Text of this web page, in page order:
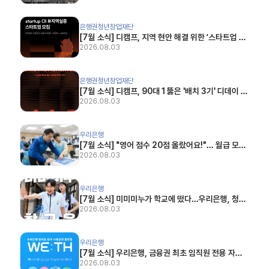
[7월 소식] 디캠프, 지역 현안 해결 위한 ‘스타트업 OI #지역실증’ 참여 스타트업 모집 (벤
은행권청년창업재단
[7월 소식] 디캠프, 지역 현안 해결 위한 ‘스타트업 OI
#지역실증’ 참여 스타트업 모집 (벤처타임즈, 2026.
2026.08.03
[7월 소식] 디캠프, 90대 1 뚫은 '배치 3기' 디데이 개최 (아시아경제, 2026.07.16)
은행권청년창업재단
[7월 소식] 디캠프, 90대 1 뚫은 '배치 3기' 디데이 개
최 (아시아경제, 2026.07.16)
2026.08.03
[7월 소식] "영어 점수 20점 올랐어요!"… 월급 모아 조손가정 돕는 우리은행 직원들 (한
우리은행
[7월 소식] "영어 점수 20점 올랐어요!"… 월급 모아
조손가정 돕는 우리은행 직원들 (한국일보, 2026.0
2026.08.03
[7월 소식] 미미미누가 학교에 떴다…우리은행, 청소년 금융교육 콘텐츠 공개 (이코노미
우리은행
[7월 소식] 미미미누가 학교에 떴다…우리은행, 청소
년 금융교육 콘텐츠 공개 (이코노미스트, 2026.07.
2026.08.03
[7월 소식] 우리은행, 금융권 최초 임직원 전용 자원봉사 플랫폼 ‘위드’ 오픈 (직썰,
우리은행
[7월 소식] 우리은행, 금융권 최초 임직원 전용 자원
봉사 플랫폼 ‘위드’ 오픈 (직썰, 2026.07.13)
2026.08.03